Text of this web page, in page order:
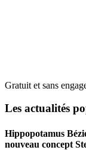
Gratuit et sans
Les actualités
Hippopotamus
nouveau concept